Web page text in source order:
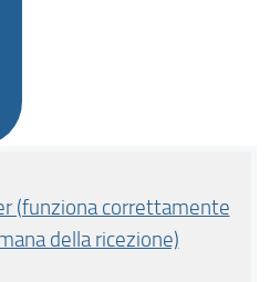
(funziona correttamente
della ricezione)